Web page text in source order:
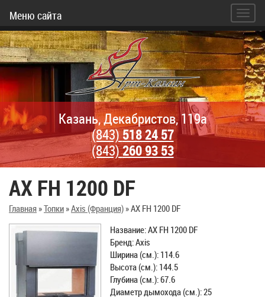
Меню сайта
Казань, Декабристов, 119а
(843)518 24 57
(843)260 93 53
AX FH 1200 DF
Главная»Топки»Axis (Франция)»AX FH 1200 DF
Название: AX FH 1200 DF
Бренд: Axis
Ширина (см.): 114.6
Высота (см.): 144.5
Глубина (см.): 67.6
Диаметр дымохода (см.): 25